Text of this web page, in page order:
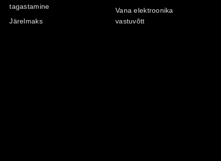
tagastamine
Järelmaks
Vana elektroonika
vastuvõtt